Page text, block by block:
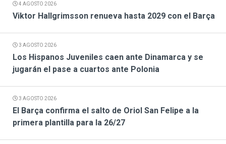
4 AGOSTO 2026
Viktor Hallgrimsson renueva hasta 2029 con el Barça
3 AGOSTO 2026
Los Hispanos Juveniles caen ante Dinamarca y se
jugarán el pase a cuartos ante Polonia
3 AGOSTO 2026
El Barça confirma el salto de Oriol San Felipe a la
primera plantilla para la 26/27